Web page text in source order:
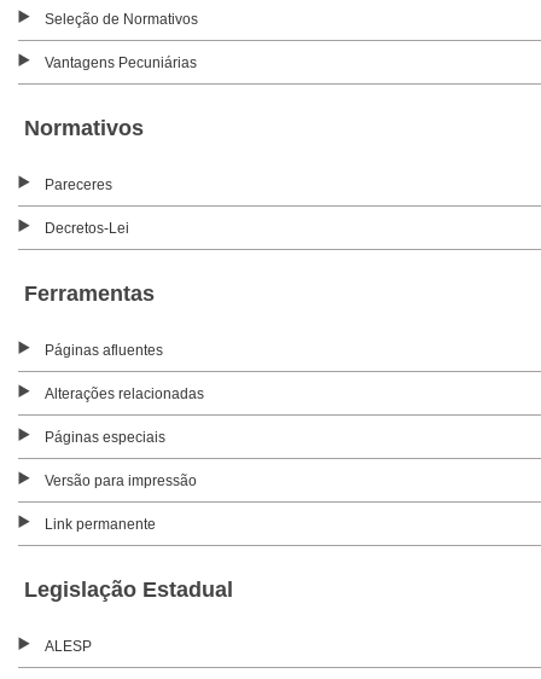
Seleção de Normativos
Vantagens Pecuniárias
Normativos
Pareceres
Decretos-Lei
Ferramentas
Páginas afluentes
Alterações relacionadas
Páginas especiais
Versão para impressão
Link permanente
Legislação Estadual
ALESP